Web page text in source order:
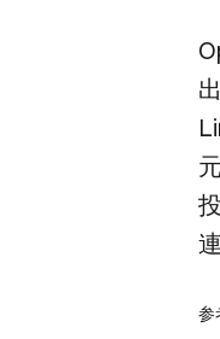
参